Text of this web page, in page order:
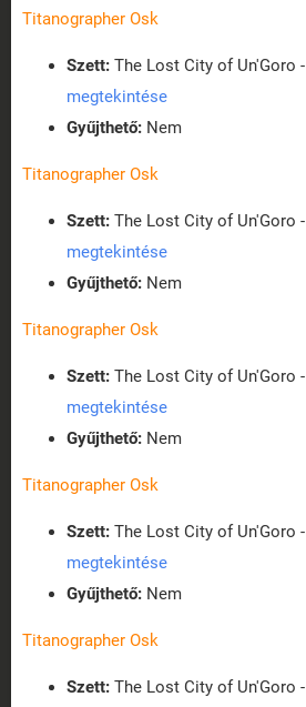
Titanographer Osk
Szett: The Lost City of Un'Goro -
megtekintése
Gyűjthető: Nem
Titanographer Osk
Szett: The Lost City of Un'Goro -
megtekintése
Gyűjthető: Nem
Titanographer Osk
Szett: The Lost City of Un'Goro -
megtekintése
Gyűjthető: Nem
Titanographer Osk
Szett: The Lost City of Un'Goro -
megtekintése
Gyűjthető: Nem
Titanographer Osk
Szett: The Lost City of Un'Goro -